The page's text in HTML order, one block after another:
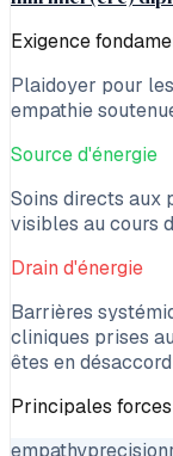
Exigence
Plaidoyer pour
empathie
Source d'énergie
Soins directs aux
visibles au cours
Drain d'énergie
Barrières
cliniques prises
êtes en désaccord
Principales forces
empathyprecision